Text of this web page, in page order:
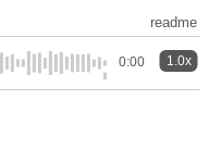
readme
0:00 1.0x